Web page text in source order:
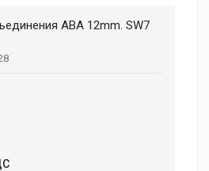
ABA 12mm. SW7